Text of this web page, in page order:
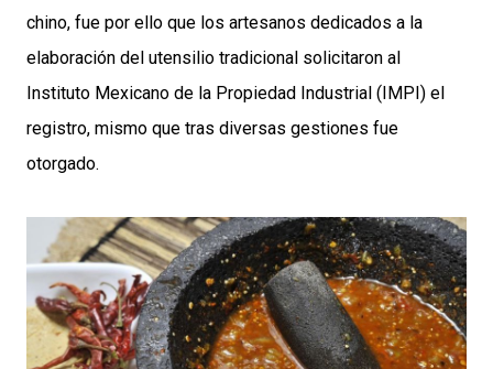
chino, fue por ello que los artesanos dedicados a la
elaboración del utensilio tradicional solicitaron al
Instituto Mexicano de la Propiedad Industrial (IMPI) el
registro, mismo que tras diversas gestiones fue
otorgado.